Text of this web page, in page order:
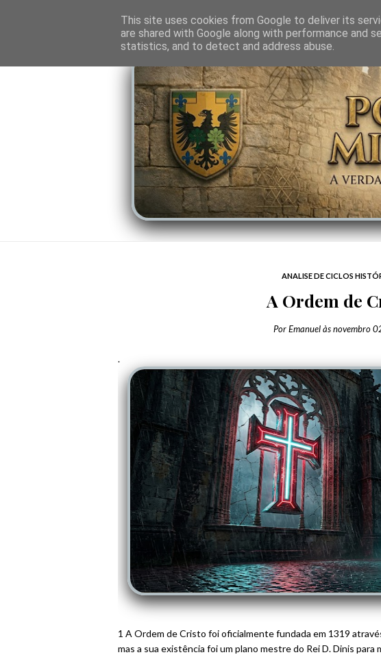
O PORTAL SOMBRAS DO PODER LINHAGEM SABEDORIA
ANALISE DE CICLOS
A Ordem de
PorEmanuelàsnovembro
.
1 A Ordem de Cristo foi oficialmente fundada em 1319
mas a sua existência foi um plano mestre do Rei D. Dinis
This site uses cookies from Google to deliver its
are shared with Google along with performance and
statistics, and to detect and address abuse.